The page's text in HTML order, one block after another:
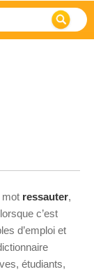
mot ressauter,
c’est
d’emploi et
étudiants,